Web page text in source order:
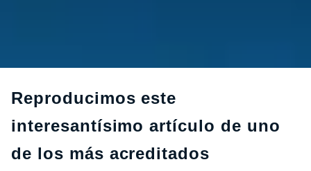
Reproducimos este
interesantísimo artículo de uno
de los más acreditados